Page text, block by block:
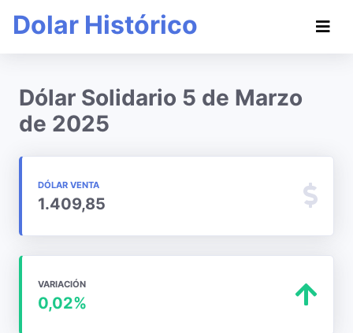
Dolar Histórico
Dólar Solidario 5 de Marzo
de 2025
DÓLAR VENTA
1.409,85
VARIACIÓN
0,02%